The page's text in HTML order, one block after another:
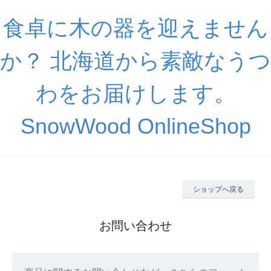
食卓に木の器を迎えません
か？ 北海道から素敵なうつ
わをお届けします。
SnowWood OnlineShop
ショップへ戻る
お問い合わせ